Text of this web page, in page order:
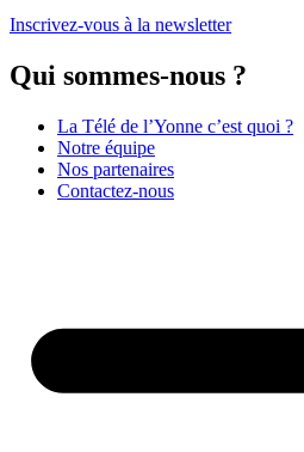
Inscrivez-vous à la newsletter
Qui sommes-nous ?
La Télé de l’Yonne c’est quoi ?
Notre équipe
Nos partenaires
Contactez-nous